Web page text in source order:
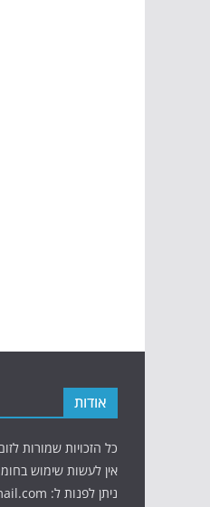
אודות
כל הזכויות שמורות
אין לעשות שימוש
ניתן לפנות ל: Avihai.ZoomAt@gmail.com